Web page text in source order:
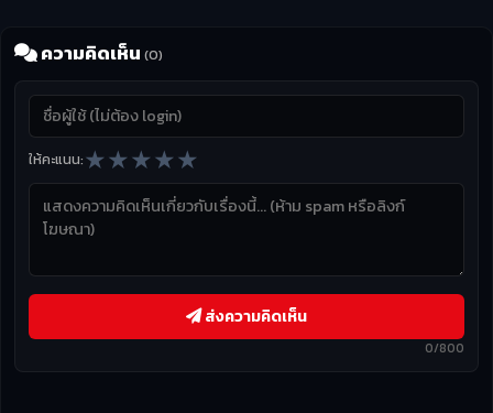
ความคิดเห็น (0)
ให้คะแนน:★★★★★
0/800
ส่งความคิดเห็น